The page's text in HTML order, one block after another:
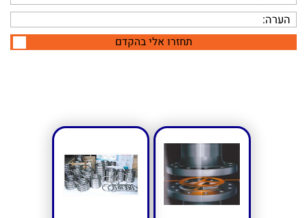
תחזרו אלי בהקדם